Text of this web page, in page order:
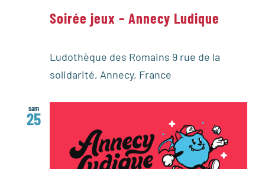
Soirée jeux – Annecy Ludique
Ludothèque des Romains 9 rue de la
solidarité, Annecy, France
sam
25